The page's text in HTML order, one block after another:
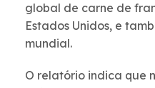
global de carne de
Estados Unidos, e
mundial.
O relatório indica que